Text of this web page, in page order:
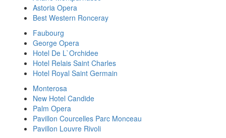
Astoria Opera
Best Western Ronceray
Faubourg
George Opera
Hotel De L`Orchidee
Hotel Relais Saint Charles
Hotel Royal Saint Germain
Monterosa
New Hotel Candide
Palm Opera
Pavillon Courcelles Parc Monceau
Pavillon Louvre Rivoli